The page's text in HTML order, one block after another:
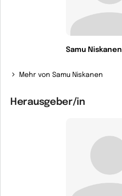
Samu Niskanen
Mehr von Samu Niskanen
Herausgeber/in